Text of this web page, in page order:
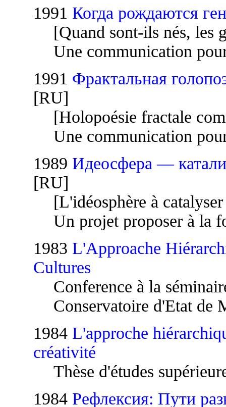
1991 Когда рождаются
[Quand sont-ils nés, les
Une communication
1991 Фрактальная
[RU]
[Holopoésie fractale
Une communication
1989 Идеосфера —
[RU]
[L'idéosphère à
Un projet proposer à la
1983 L'Approache
Cultures
Conference à la
Conservatoire d'Etat de
1984 L'approche
créativité
Thèse d'études
1984 Рефлексия: Пути